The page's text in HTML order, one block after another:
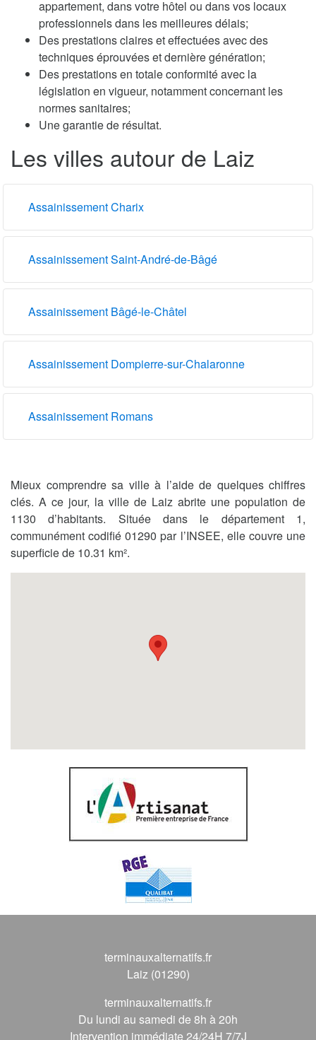
appartement, dans votre hôtel ou dans vos locaux
professionnels dans les meilleures délais;
Des prestations claires et effectuées avec des
techniques éprouvées et dernière génération;
Des prestations en totale conformité avec la
législation en vigueur, notamment concernant les
normes sanitaires;
Une garantie de résultat.
Les villes autour de Laiz
Assainissement Charix
Assainissement Saint-André-de-Bâgé
Assainissement Bâgé-le-Châtel
Assainissement Dompierre-sur-Chalaronne
Assainissement Romans
Mieux comprendre sa ville à l’aide de quelques chiffres
clés. A ce jour, la ville de Laiz abrite une population de
1130 d’habitants. Située dans le département 1,
communément codifié 01290 par l’INSEE, elle couvre une
superficie de 10.31 km².
terminauxalternatifs.fr
Laiz (01290)
terminauxalternatifs.fr
Du lundi au samedi de 8h à 20h
Intervention immédiate 24/24H 7/7J